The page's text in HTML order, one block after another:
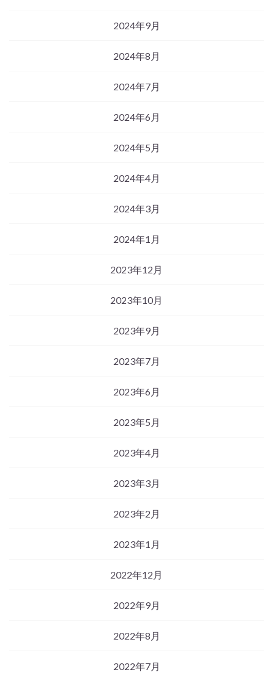
2024年9月
2024年8月
2024年7月
2024年6月
2024年5月
2024年4月
2024年3月
2024年1月
2023年12月
2023年10月
2023年9月
2023年7月
2023年6月
2023年5月
2023年4月
2023年3月
2023年2月
2023年1月
2022年12月
2022年9月
2022年8月
2022年7月